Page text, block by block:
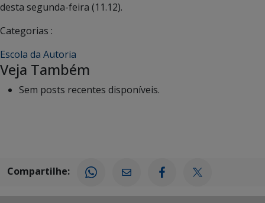
desta segunda-feira (11.12).
Categorias :
Escola da Autoria
Veja Também
Sem posts recentes disponíveis.
Compartilhe: